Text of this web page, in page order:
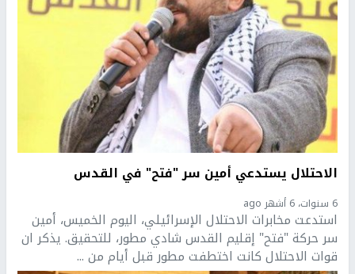
الاحتلال يستدعي أمين سر "فتح" في القدس
6 سنوات، 6 أشهر ago
استدعت مخابرات الاحتلال الإسرائيلي، اليوم الخميس، أمين
سر حركة "فتح" إقليم القدس شادي مطور، للتحقيق. يذكر ان
قوات الاحتلال كانت اختطفت مطور قبل أيام من ...